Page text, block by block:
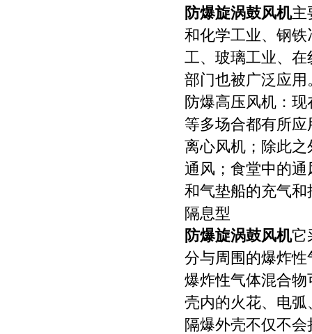
防爆旋涡鼓风机主
和化学工业、钢
工、玻璃工业、
部门也被广泛应用
防爆高压风机：
等多场合都有所
离心风机；除此
通风；食堂中的
和气垫船的充气和
隔息型
防爆旋涡鼓风机它
分与周围的爆炸
爆炸性气体混合
壳内的火花、电
隔爆外壳不仅不